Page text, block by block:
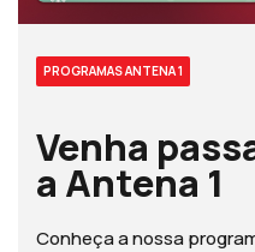
PROGRAMAS ANTENA 1
Venha
a Antena 1
Conheça a nossa